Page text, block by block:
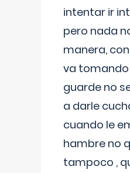
intentar ir
pero nada
manera,
va tomando
guarde no
a darle
cuando le
hambre no
tampoco ,